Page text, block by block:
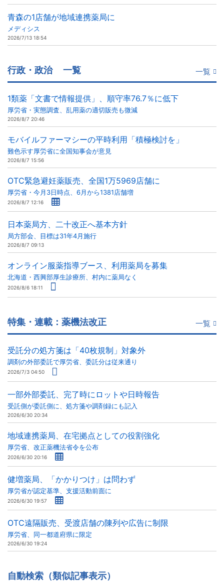
青森の1店舗が地域連携薬局に
メディシス
2026/7/13 18:54
行政・政治 一覧 一覧
1類薬「文書で情報提供」、順守率76.7％に低下
厚労省・実態調査、乱用薬の適切販売も微減
2026/8/7 20:46
モバイルファーマシーの平時利用「積極検討を」
難色示す厚労省に全国知事会が意見
2026/8/7 15:56
OTC緊急避妊薬販売、全国1万5969店舗に
厚労省・今月3日時点、6月から1381店舗増
2026/8/7 12:16
日本薬局方、二十改正へ基本方針
局方部会、目標は31年4月施行
2026/8/7 09:13
オンライン服薬指導ブース、利用薬局を募集
北海道・西興部厚生診療所、村内に薬局なく
2026/8/6 18:11
特集・連載：薬機法改正 一覧
受託分の処方箋は「40枚規制」対象外
調剤の外部委託で厚労省、委託分は従来通り
2026/7/3 04:50
一部外部委託、完了時にロットや日時報告
受託側が委託側に、処方箋や調剤録にも記入
2026/6/30 20:34
地域連携薬局、在宅拠点としての役割強化
厚労省、改正薬機法省令を公布
2026/6/30 20:16
健増薬局、「かかりつけ」は問わず
厚労省が認定基準、支援活動前面に
2026/6/30 19:57
OTC遠隔販売、受渡店舗の陳列や広告に制限
厚労省、同一都道府県に限定
2026/6/30 19:24
自動検索（類似記事表示）